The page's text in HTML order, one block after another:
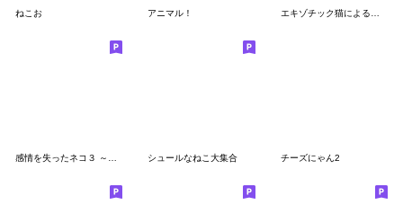
ねこお アニマル！
感情を失ったネコ３ ～恐怖編～ シュールなねこ大集合 チーズにゃん2